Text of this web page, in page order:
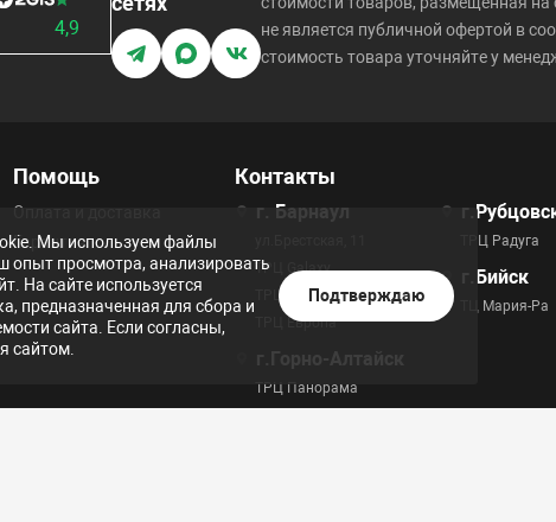
4,9
не является публичной офертой в
стоимость товара уточняйте у
Помощь
Оплата и доставка
Гарантия
Контакты
г. Барнаул
ТРЦ Galaxy
ТРЦ Арена
ТРЦ Европа
ТРЦ Панорама
ТРЦ Радуга
г.Бийск
ТЦ Мария-Ра
Мы используем файлы
опыт просмотра, анализировать
На сайте используется
предназначенная для сбора и
сайта. Если согласны,
сайтом.
Подтверждаю